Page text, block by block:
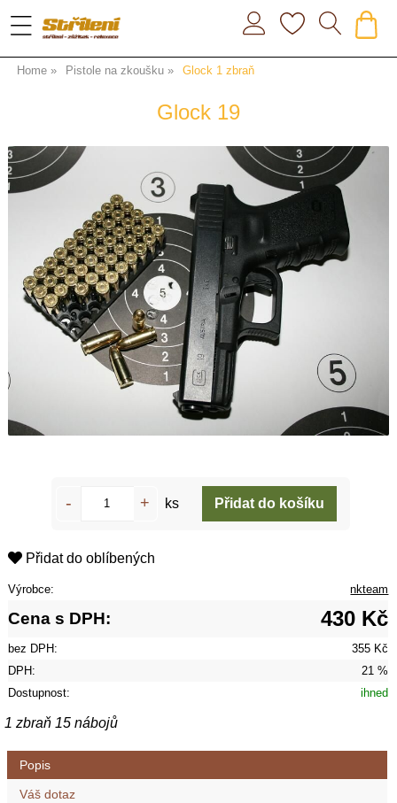
Home Pistole na zkoušku Glock 1 zbraň
Glock 19
ks
Přidat do oblíbených
Výrobce: nkteam
Cena s DPH: 430 Kč
bez DPH:
355 Kč
DPH:
21 %
Dostupnost:
ihned
1 zbraň 15 nábojů
Popis
Váš dotaz